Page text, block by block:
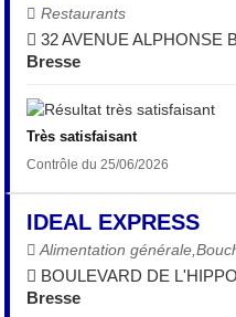
Restaurants
32 AVENUE ALPHONSE
Bresse
Très satisfaisant
Contrôle du 25/06/2026
IDEAL EXPRESS
Alimentation
BOULEVARD DE
Bresse